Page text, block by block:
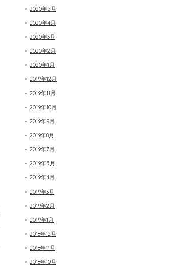
2020年5月
2020年4月
2020年3月
2020年2月
2020年1月
2019年12月
2019年11月
2019年10月
2019年9月
2019年8月
2019年7月
2019年5月
2019年4月
2019年3月
2019年2月
2019年1月
2018年12月
2018年11月
2018年10月